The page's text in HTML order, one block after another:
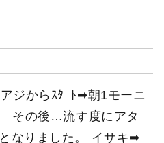
ジからｽﾀｰﾄ➡朝1モーニ
その後…流す度にアタ
なりました。 イサキ➡